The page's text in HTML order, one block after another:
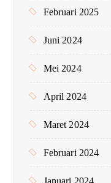
Februari 2025
Juni 2024
Mei 2024
April 2024
Maret 2024
Februari 2024